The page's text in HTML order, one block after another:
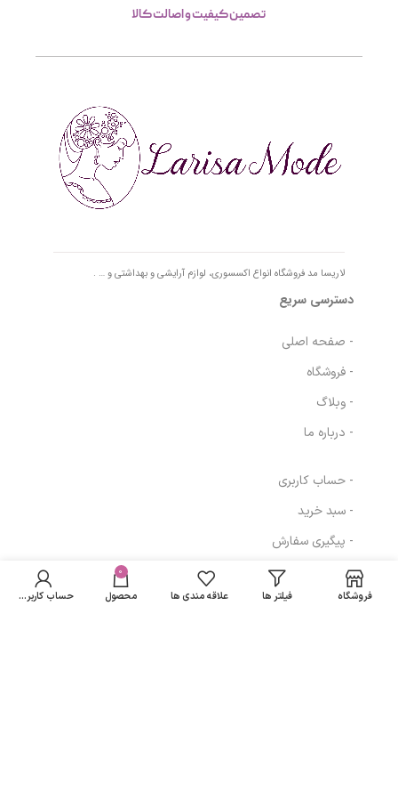
تصمین کیفیت و اصالت کالا
لاریسا مد فروشگاه انواع اکسسوری، لوازم آرایشی و بهداشتی و … .
دسترسی سریع
- صفحه اصلی
- فروشگاه
- وبلاگ
- درباره ما
- حساب کاربری
- سبد خرید
- پیگیری سفارش
- قوانین و مقررات
فروشگاه فیلتر ها علاقه مندی ها
0
محصول حساب کاربری من